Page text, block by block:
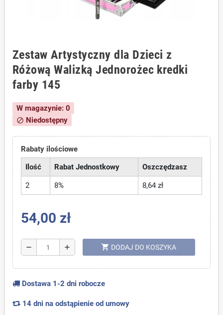
Zestaw Artystyczny dla Dzieci z
Różową Walizką Jednorożec kredki
farby 145
W magazynie: 0
block Niedostępny
Rabaty ilościowe
Ilość
Rabat Jednostkowy Oszczędzasz
2 8% 8,64 zł
54,00 zł
remove add shopping_cart DODAJ DO KOSZYKA
Dostawa 1-2 dni robocze
14 dni na odstąpienie od umowy